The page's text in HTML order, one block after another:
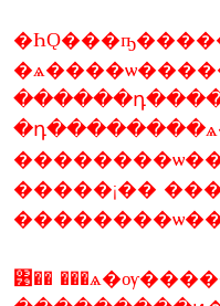
�����¡��
͹��